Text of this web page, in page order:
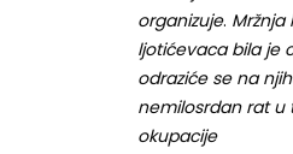
organizuje. Mržnja
ljotićevaca bila je
odraziće se na
nemilosrdan rat u
okupacije